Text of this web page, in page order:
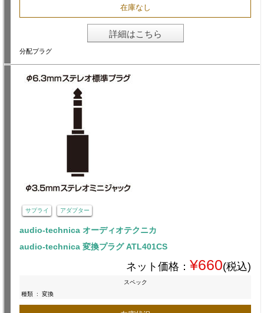
在庫なし
詳細はこちら
分配プラグ
サプライ アダプター
audio-technica オーディオテクニカ
audio-technica 変換プラグ ATL401CS
ネット価格： ¥660(税込)
スペック
種類 : 変換